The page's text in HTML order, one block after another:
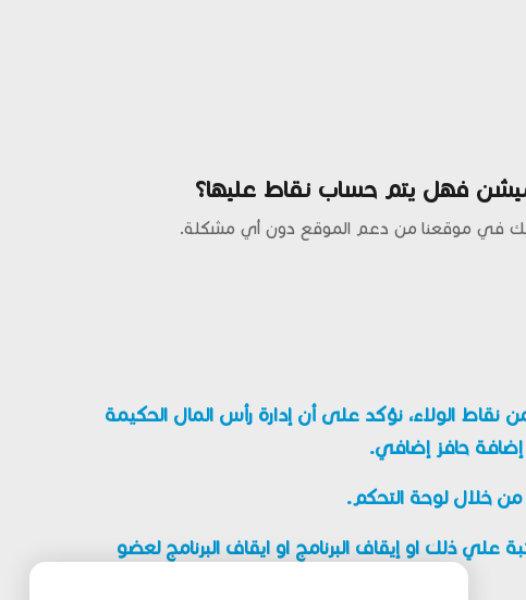
فهل يتم حساب نقاط عليها؟
في موقعنا من دعم الموقع دون أي مشكلة.
الولاء، نؤكد على أن إدارة رأس المال الحكيمة
حافز إضافي.
من خلال لوحة التحكم.
ذلك او إيقاف البرنامج او ايقاف البرنامج لعضو